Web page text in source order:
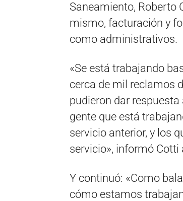
Saneamiento, Roberto
mismo, facturación y
como administrativos.
«Se está trabajando
cerca de mil reclamos
pudieron dar
gente que está
servicio anterior, y los
servicio», informó Cotti
Y continuó: «Como
cómo estamos